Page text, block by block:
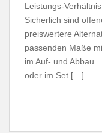
Leistungs-
Sicherlich sind
preiswertere
passenden Maße
im Auf- und
oder im Set […]